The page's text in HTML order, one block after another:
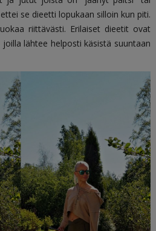
se dieetti lopukaan silloin kun piti.
riittävästi. Erilaiset dieetit ovat
lähtee helposti käsistä suuntaan